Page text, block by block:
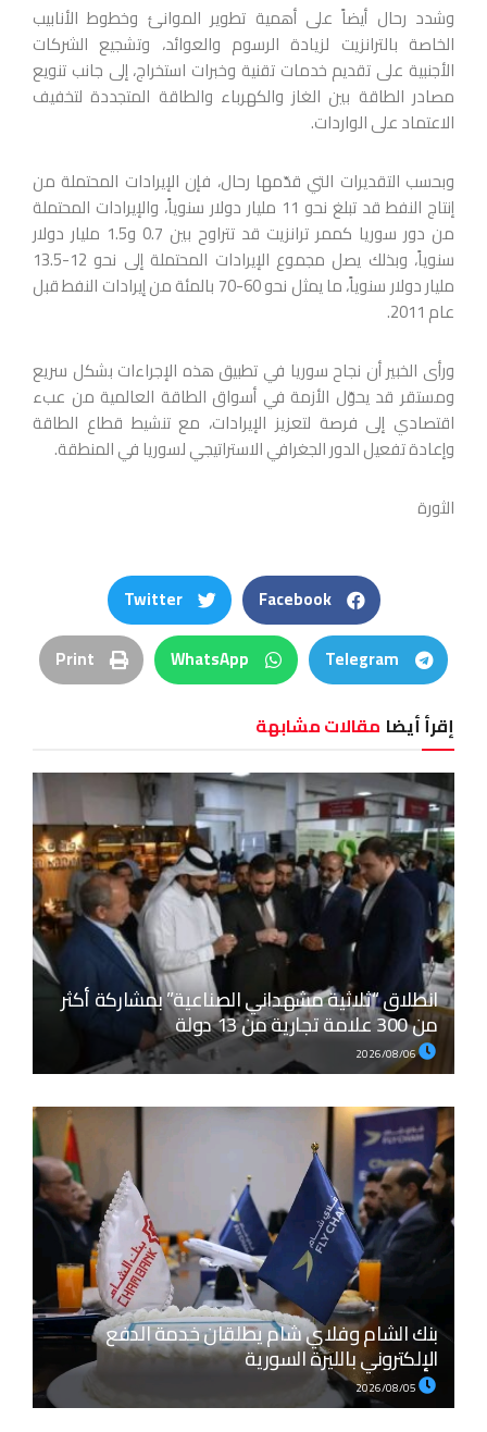
وشدد رحال أيضاً على أهمية تطوير الموانئ وخطوط الأنابيب
الخاصة بالترانزيت لزيادة الرسوم والعوائد، وتشجيع الشركات
الأجنبية على تقديم خدمات تقنية وخبرات استخراج، إلى جانب تنويع
مصادر الطاقة بين الغاز والكهرباء والطاقة المتجددة لتخفيف
الاعتماد على الواردات.
وبحسب التقديرات التي قدّمها رحال، فإن الإيرادات المحتملة من
إنتاج النفط قد تبلغ نحو 11 مليار دولار سنوياً، والإيرادات المحتملة
من دور سوريا كممر ترانزيت قد تتراوح بين 0.7 و1.5 مليار دولار
سنوياً، وبذلك يصل مجموع الإيرادات المحتملة إلى نحو 12-13.5
مليار دولار سنوياً، ما يمثل نحو 60-70 بالمئة من إيرادات النفط قبل
عام 2011.
ورأى الخبير أن نجاح سوريا في تطبيق هذه الإجراءات بشكل سريع
ومستقر قد يحوّل الأزمة في أسواق الطاقة العالمية من عبء
اقتصادي إلى فرصة لتعزيز الإيرادات، مع تنشيط قطاع الطاقة
وإعادة تفعيل الدور الجغرافي الاستراتيجي لسوريا في المنطقة.
الثورة
Facebook
Twitter
Telegram
WhatsApp
Print
إقرأ أيضا مقالات مشابهة
انطلاق “ثلاثية مشهداني الصناعية” بمشاركة أكثر
من 300 علامة تجارية من 13 دولة
2026/08/06
بنك الشام وفلاي شام يطلقان خدمة الدفع
الإلكتروني بالليرة السورية